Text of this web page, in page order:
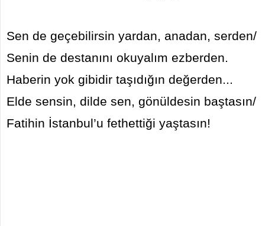
Sen de geçebilirsin yardan, anadan, serden/
Senin de destanını okuyalım ezberden.
Haberin yok gibidir taşıdığın değerden...
Elde sensin, dilde sen, gönüldesin baştasın/
Fatihin İstanbul’u fethettiği yaştasın!